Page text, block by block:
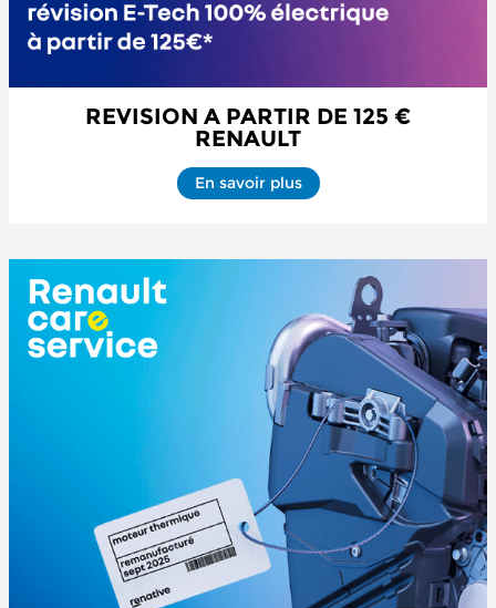
REVISION A PARTIR DE 125 €
RENAULT
En savoir plus